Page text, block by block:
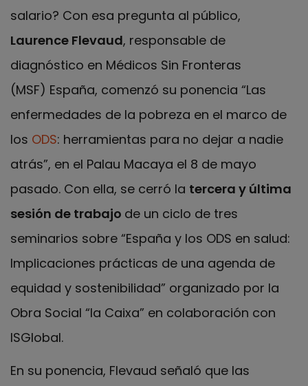
salario? Con esa pregunta al público,
Laurence Flevaud, responsable de
diagnóstico en Médicos Sin Fronteras
(MSF) España, comenzó su ponencia “Las
enfermedades de la pobreza en el marco de
los ODS: herramientas para no dejar a nadie
atrás”, en el Palau Macaya el 8 de mayo
pasado. Con ella, se cerró la tercera y última
sesión de trabajo de un ciclo de tres
seminarios sobre “España y los ODS en salud:
Implicaciones prácticas de una agenda de
equidad y sostenibilidad” organizado por la
Obra Social “la Caixa” en colaboración con
ISGlobal.
En su ponencia, Flevaud señaló que las